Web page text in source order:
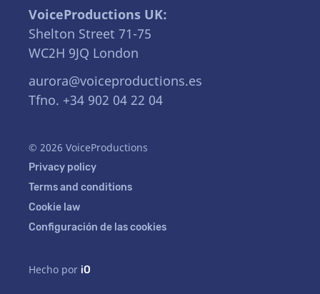
VoiceProductions UK:
Shelton Street 71-75
WC2H 9JQ London
aurora@voiceproductions.es
Tfno. +34 902 04 22 04
© 2026 VoiceProductions
Privacy policy
Terms and conditions
Cookie law
Configuración de las cookies
Hecho por iO